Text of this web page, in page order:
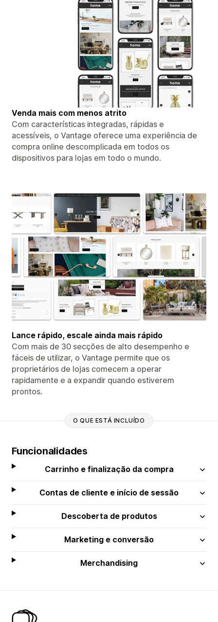
Venda mais com menos atrito
Com características integradas, rápidas e
acessíveis, o Vantage oferece uma experiência de
compra online descomplicada em todos os
dispositivos para lojas em todo o mundo.
Lance rápido, escale ainda mais rápido
Com mais de 30 secções de alto desempenho e
fáceis de utilizar, o Vantage permite que os
proprietários de lojas comecem a operar
rapidamente e a expandir quando estiverem
prontos.
O QUE ESTÁ INCLUÍDO
Funcionalidades
Carrinho e finalização da compra
Contas de cliente e início de sessão
Descoberta de produtos
Marketing e conversão
Merchandising